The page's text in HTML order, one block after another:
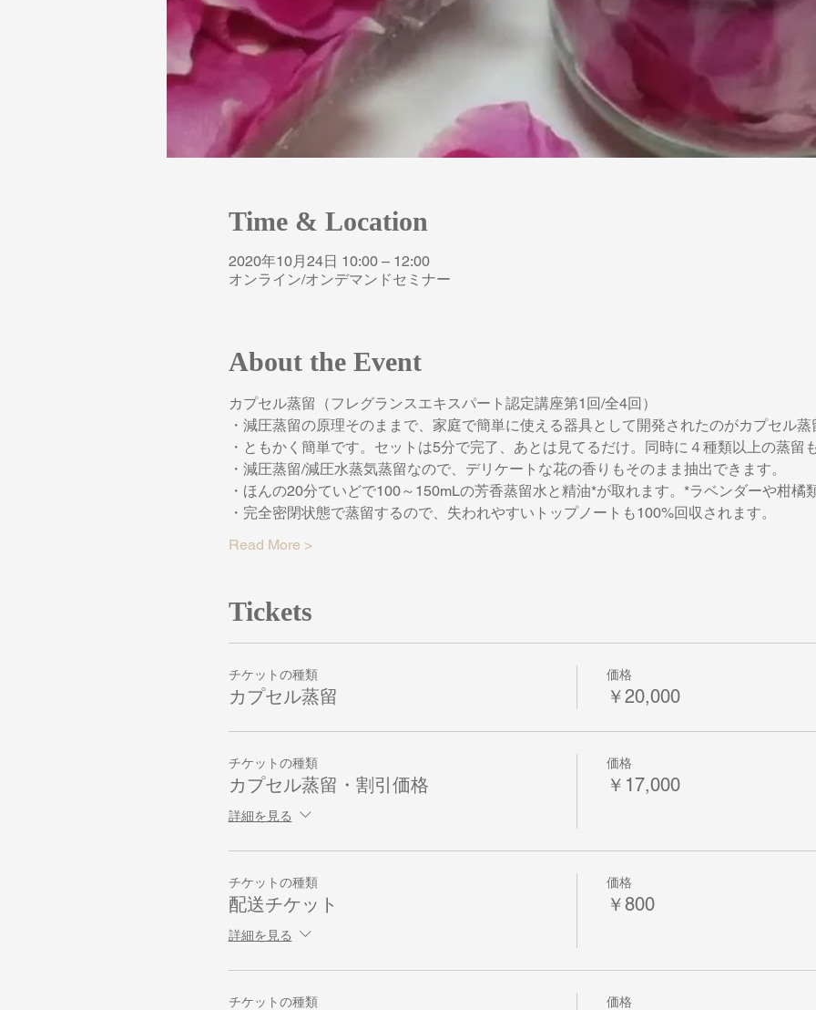
Time & Location
2020年10月24日 10:00 – 12:00
オンライン/オンデマンドセミナー
About the Event
カプセル蒸留（フレグランスエキスパート認定講座第1回/全4回）
・減圧蒸留の原理そのままで、家庭で簡単に使える器具として開発されたのがカプセル蒸
・ともかく簡単です。セットは5分で完了、あとは見てるだけ。同時に４種類以上の蒸留
・減圧蒸留/減圧水蒸気蒸留なので、デリケートな花の香りもそのまま抽出できます。
・ほんの20分ていどで100～150mLの芳香蒸留水と精油*が取れます。*ラベンダーや柑橘
・完全密閉状態で蒸留するので、失われやすいトップノートも100%回収されます。
Read More >
Tickets
チケットの種類
カプセル蒸留
価格
￥20,000
チケットの種類
カプセル蒸留・割引価格
詳細を見る
価格
￥17,000
チケットの種類
配送チケット
詳細を見る
価格
￥800
チケットの種類 価格